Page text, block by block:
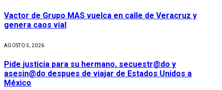
Vactor de Grupo MAS vuelca en calle de Veracruz y
genera caos vial
AGOSTO 5, 2026
Pide justicia para su hermano, secuestr@do y
asesin@do despues de viajar de Estados Unidos a
México